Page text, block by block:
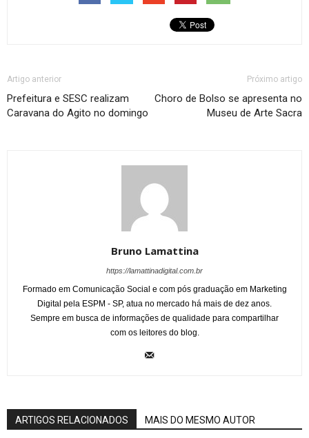
Artigo anterior
Prefeitura e SESC realizam
Caravana do Agito no domingo
Próximo artigo
Choro de Bolso se apresenta no
Museu de Arte Sacra
Bruno Lamattina
https://lamattinadigital.com.br
Formado em Comunicação Social e com pós graduação em Marketing
Digital pela ESPM - SP, atua no mercado há mais de dez anos.
Sempre em busca de informações de qualidade para compartilhar
com os leitores do blog.
ARTIGOS RELACIONADOS MAIS DO MESMO AUTOR